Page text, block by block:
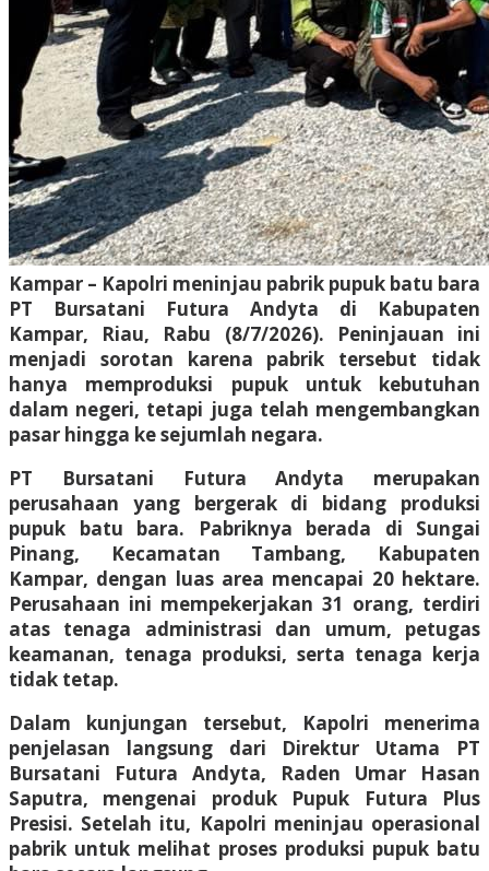
Kampar – Kapolri meninjau pabrik pupuk batu bara
PT Bursatani Futura Andyta di Kabupaten
Kampar, Riau, Rabu (8/7/2026). Peninjauan ini
menjadi sorotan karena pabrik tersebut tidak
hanya memproduksi pupuk untuk kebutuhan
dalam negeri, tetapi juga telah mengembangkan
pasar hingga ke sejumlah negara.
PT Bursatani Futura Andyta merupakan
perusahaan yang bergerak di bidang produksi
pupuk batu bara. Pabriknya berada di Sungai
Pinang, Kecamatan Tambang, Kabupaten
Kampar, dengan luas area mencapai 20 hektare.
Perusahaan ini mempekerjakan 31 orang, terdiri
atas tenaga administrasi dan umum, petugas
keamanan, tenaga produksi, serta tenaga kerja
tidak tetap.
Dalam kunjungan tersebut, Kapolri menerima
penjelasan langsung dari Direktur Utama PT
Bursatani Futura Andyta, Raden Umar Hasan
Saputra, mengenai produk Pupuk Futura Plus
Presisi. Setelah itu, Kapolri meninjau operasional
pabrik untuk melihat proses produksi pupuk batu